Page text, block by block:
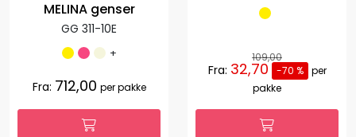
MELINA genser
GG 311-10E
+
Fra: 712,00 per pakke
109,00
Fra: 32,70 -70 %
per
pakke